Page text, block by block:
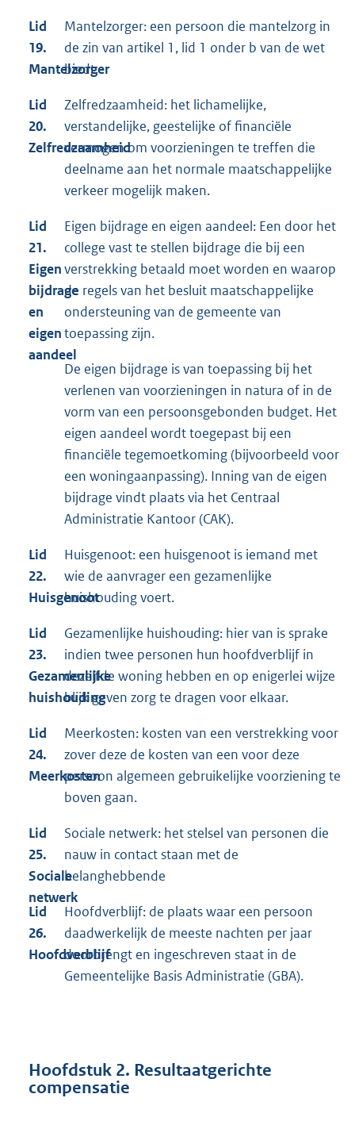
Lid
19.
Mantelzorger
Mantelzorger: een persoon die mantelzorg in
de zin van artikel 1, lid 1 onder b van de wet
biedt.
Lid
20.
Zelfredzaamheid
Zelfredzaamheid: het lichamelijke,
verstandelijke, geestelijke of financiële
vermogen om voorzieningen te treffen die
deelname aan het normale maatschappelijke
verkeer mogelijk maken.
Lid
21.
Eigen
bijdrage
en
eigen
aandeel
Eigen bijdrage en eigen aandeel: Een door het
college vast te stellen bijdrage die bij een
verstrekking betaald moet worden en waarop
de regels van het besluit maatschappelijke
ondersteuning van de gemeente van
toepassing zijn.
De eigen bijdrage is van toepassing bij het
verlenen van voorzieningen in natura of in de
vorm van een persoonsgebonden budget. Het
eigen aandeel wordt toegepast bij een
financiële tegemoetkoming (bijvoorbeeld voor
een woningaanpassing). Inning van de eigen
bijdrage vindt plaats via het Centraal
Administratie Kantoor (CAK).
Lid
22.
Huisgenoot
Huisgenoot: een huisgenoot is iemand met
wie de aanvrager een gezamenlijke
huishouding voert.
Lid
23.
Gezamenlijke
huishouding
Gezamenlijke huishouding: hier van is sprake
indien twee personen hun hoofdverblijf in
dezelfde woning hebben en op enigerlei wijze
blijk geven zorg te dragen voor elkaar.
Lid
24.
Meerkosten
Meerkosten: kosten van een verstrekking voor
zover deze de kosten van een voor deze
persoon algemeen gebruikelijke voorziening te
boven gaan.
Lid
25.
Sociale
netwerk
Sociale netwerk: het stelsel van personen die
nauw in contact staan met de
belanghebbende
Lid
26.
Hoofdverblijf
Hoofdverblijf: de plaats waar een persoon
daadwerkelijk de meeste nachten per jaar
doorbrengt en ingeschreven staat in de
Gemeentelijke Basis Administratie (GBA).
Hoofdstuk 2. Resultaatgerichte
compensatie